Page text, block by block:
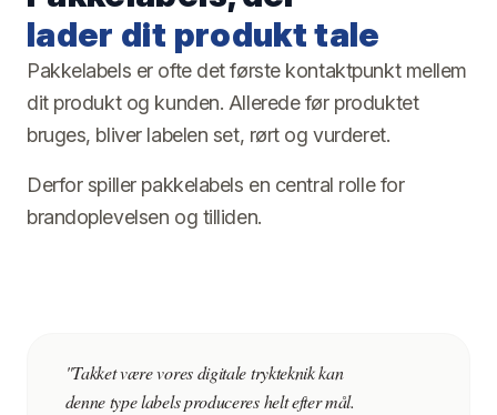
lader dit produkt tale
Pakkelabels er ofte det første kontaktpunkt mellem
dit produkt og kunden. Allerede før produktet
bruges, bliver labelen set, rørt og vurderet.
Derfor spiller pakkelabels en central rolle for
brandoplevelsen og tilliden.
"Takket være vores digitale trykteknik kan
denne type labels produceres helt efter mål.